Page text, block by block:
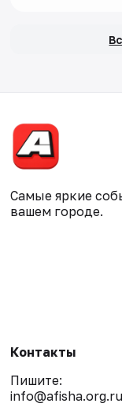
Самые яркие
вашем городе.
Контакты
Пишите:
info@afisha.org.ru